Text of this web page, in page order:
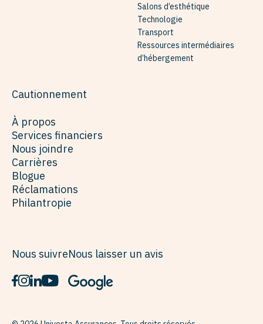
Salons d’esthétique
Technologie
Transport
Ressources intermédiaires
d’hébergement
Cautionnement
À propos
Services financiers
Nous joindre
Carrières
Blogue
Réclamations
Philantropie
Nous suivreNous laisser un avis